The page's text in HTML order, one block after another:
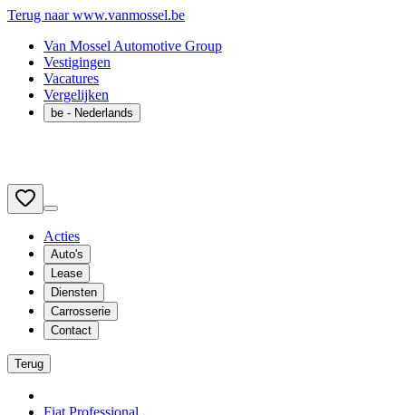
Terug naar www.vanmossel.be
Van Mossel Automotive Group
Vestigingen
Vacatures
Vergelijken
be - Nederlands
Acties
Auto's
Lease
Diensten
Carrosserie
Contact
Terug
Fiat Professional